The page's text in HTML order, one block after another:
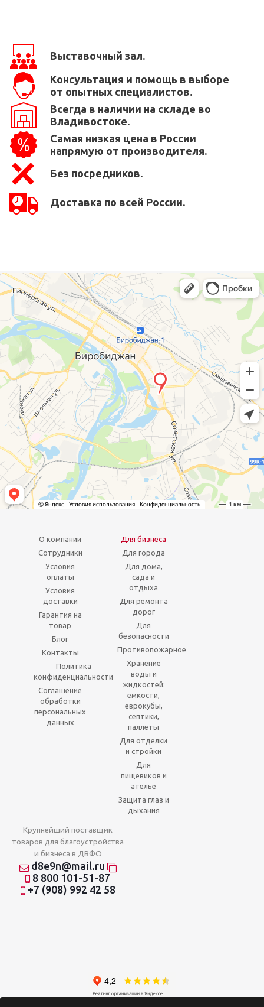
Выставочный зал.
Консультация и помощь в выборе
от опытных специалистов.
Всегда в наличии на складе во
Владивостоке.
Самая низкая цена в России
напрямую от производителя.
Без посредников.
Доставка по всей России.
О компании
Сотрудники
Условия
оплаты
Условия
доставки
Гарантия на
товар
Блог
Контакты
Политика
конфиденциальности
Соглашение
обработки
персональных
данных
Для бизнеса
Для города
Для дома,
сада и
отдыха
Для ремонта
дорог
Для
безопасности
Противопожарное
Хранение
воды и
жидкостей:
емкости,
еврокубы,
септики,
паллеты
Для отделки
и стройки
Для
пищевиков и
ателье
Защита глаз и
дыхания
Крупнейший поставщик
товаров для благоустройства
и бизнеса в ДВФО
d8e9n@mail.ru
8 800 101-51-87
+7 (908) 992 42 58